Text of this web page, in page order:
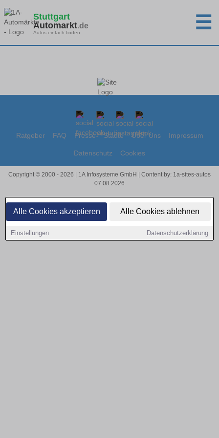
Alle Cookies akzeptieren Alle Cookies ablehnen
Einstellungen Datenschutzerklärung
Stuttgart
Automarkt.de
Autos einfach finden ☰
Ratgeber FAQ Presse Städte Über Uns Impressum
Datenschutz Cookies
Copyright © 2000 - 2026 | 1A Infosysteme GmbH | Content by: 1a-sites-autos
07.08.2026